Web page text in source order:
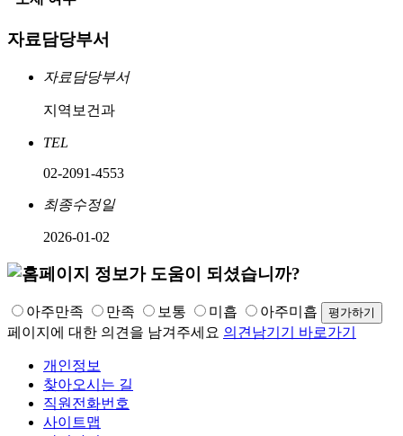
자료담당부서
자료담당부서
지역보건과
TEL
02-2091-4553
최종수정일
2026-01-02
아주만족 만족 보통 미흡
아주미흡
페이지에 대한 의견을 남겨주세요 의견남기기 바로가기
개인정보
찾아오시는 길
직원전화번호
사이트맵